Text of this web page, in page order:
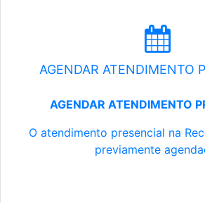
AGENDAR ATENDIMENTO
AGENDAR ATENDIMENTO
O atendimento presencial na
previamente